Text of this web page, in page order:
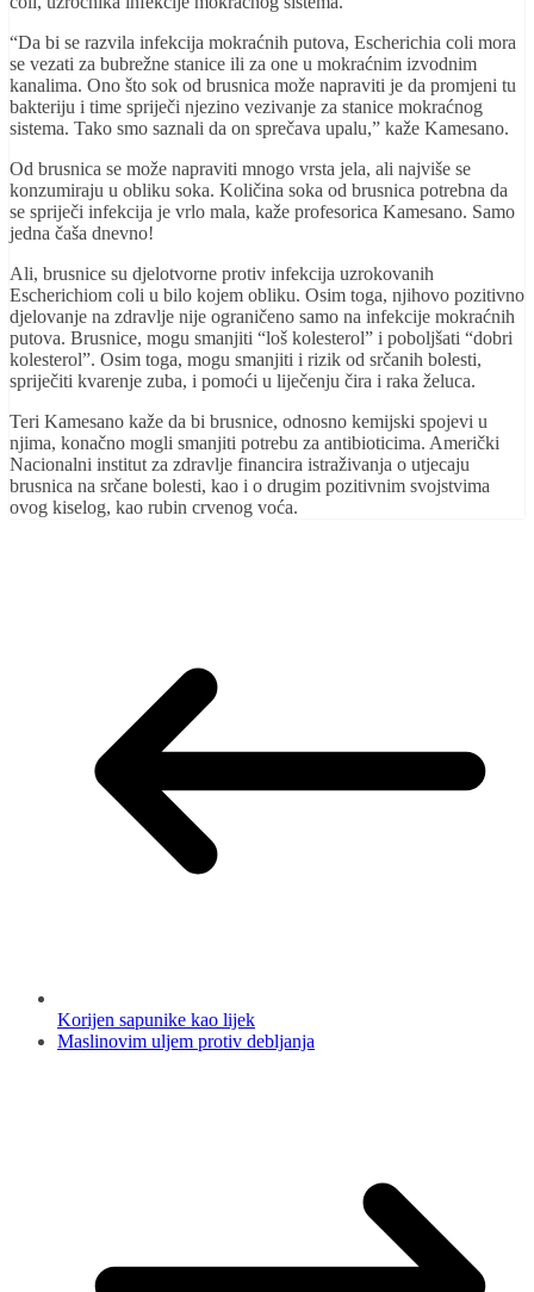
“Da bi se razvila infekcija mokraćnih putova, Escherichia coli mora
se vezati za bubrežne stanice ili za one u mokraćnim izvodnim
kanalima. Ono što sok od brusnica može napraviti je da promjeni tu
bakteriju i time spriječi njezino vezivanje za stanice mokraćnog
sistema. Tako smo saznali da on sprečava upalu,” kaže Kamesano.
Od brusnica se može napraviti mnogo vrsta jela, ali najviše se
konzumiraju u obliku soka. Količina soka od brusnica potrebna da
se spriječi infekcija je vrlo mala, kaže profesorica Kamesano. Samo
jedna čaša dnevno!
Ali, brusnice su djelotvorne protiv infekcija uzrokovanih
Escherichiom coli u bilo kojem obliku. Osim toga, njihovo pozitivno
djelovanje na zdravlje nije ograničeno samo na infekcije mokraćnih
putova. Brusnice, mogu smanjiti “loš kolesterol” i poboljšati “dobri
kolesterol”. Osim toga, mogu smanjiti i rizik od srčanih bolesti,
spriječiti kvarenje zuba, i pomoći u liječenju čira i raka želuca.
Teri Kamesano kaže da bi brusnice, odnosno kemijski spojevi u
njima, konačno mogli smanjiti potrebu za antibioticima. Američki
Nacionalni institut za zdravlje financira istraživanja o utjecaju
brusnica na srčane bolesti, kao i o drugim pozitivnim svojstvima
ovog kiselog, kao rubin crvenog voća.
Korijen sapunike kao lijek
Maslinovim uljem protiv debljanja